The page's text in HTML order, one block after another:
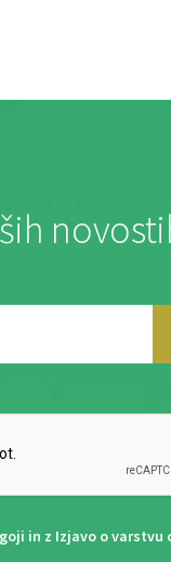
in z Izjavo o varstvu